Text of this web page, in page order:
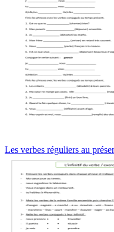
Les verbes réguliers au